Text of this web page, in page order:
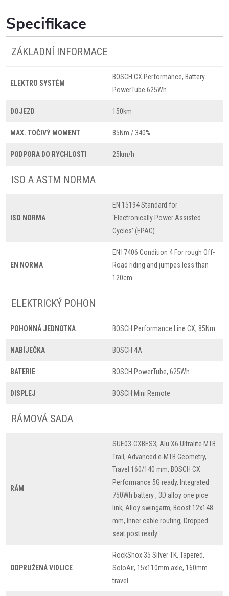
Specifikace
ZÁKLADNÍ INFORMACE
ELEKTRO SYSTÉM
BOSCH CX Performance, Battery
PowerTube 625Wh
DOJEZD 150km
MAX. TOČIVÝ MOMENT 85Nm / 340%
PODPORA DO RYCHLOSTI 25km/h
ISO A ASTM NORMA
ISO NORMA
EN 15194 Standard for
‘Electronically Power Assisted
Cycles’ (EPAC)
EN NORMA
EN17406 Condition 4 For rough Off-
Road riding and jumpes less than
120cm
ELEKTRICKÝ POHON
POHONNÁ JEDNOTKA BOSCH Performance Line CX, 85Nm
NABÍJEČKA BOSCH 4A
BATERIE BOSCH PowerTube, 625Wh
DISPLEJ BOSCH Mini Remote
RÁMOVÁ SADA
RÁM
SUE03-CXBES3, Alu X6 Ultralite MTB
Trail, Advanced e-MTB Geometry,
Travel 160/140 mm, BOSCH CX
Performance 5G ready, Integrated
750Wh battery , 3D alloy one pice
link, Alloy swingarm, Boost 12x148
mm, Inner cable routing, Dropped
seat post ready
ODPRUŽENÁ VIDLICE
RockShox 35 Silver TK, Tapered,
SoloAir, 15x110mm axle, 160mm
travel